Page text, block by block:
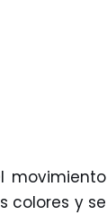
movimiento
colores y se